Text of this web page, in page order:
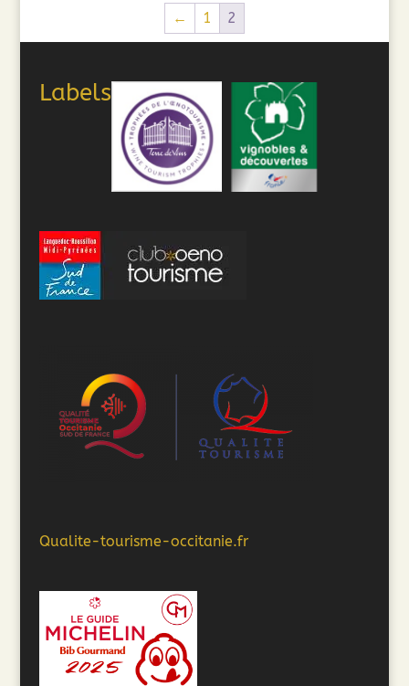
← 1 2
Labels
Qualite-tourisme-occitanie.fr